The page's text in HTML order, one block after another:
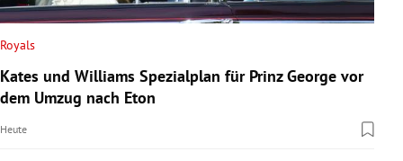
Royals
Kates und Williams Spezialplan für Prinz George vor
dem Umzug nach Eton
Heute